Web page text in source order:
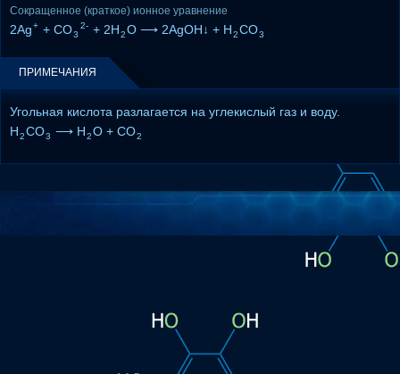
Сокращенное (краткое) ионное уравнение
2Ag+ + CO3
2- + 2H2O ⟶ 2AgOH↓ + H2CO3
ПРИМЕЧАНИЯ
Угольная кислота разлагается на углекислый газ и воду.
H2CO3 ⟶ H2O + CO2